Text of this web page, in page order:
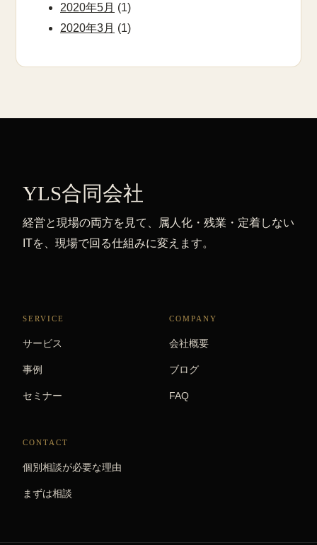
2020年5月 (1)
2020年3月 (1)
YLS合同会社
経営と現場の両方を見て、属人化・残業・定着しない
ITを、現場で回る仕組みに変えます。
SERVICE
サービス
事例
セミナー
COMPANY
会社概要
ブログ
FAQ
CONTACT
個別相談が必要な理由
まずは相談